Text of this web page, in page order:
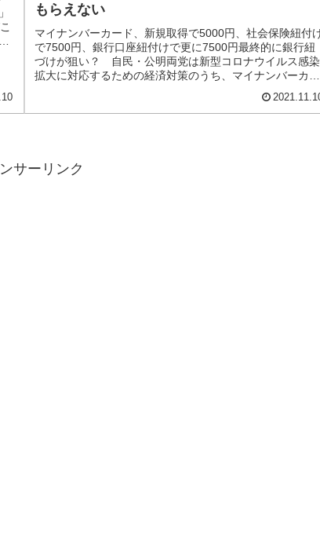
もらえない
マイナンバーカード、新規取得で5000円、社会保険紐付
で7500円、銀行口座紐付けで更に7500円最終的に銀行紐
づけが狙い？ 自民・公明両党は新型コロナウイルス感染
拡大に対応するための経済対策のうち、マイナンバーカー
サーリンク